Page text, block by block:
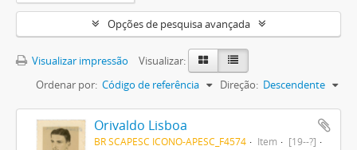
Opções de pesquisa avançada
Visualizar impressão
Visualizar:
Ordenar por: Código de referência Direção: Descendente
Orivaldo Lisboa
BR SCAPESC ICONO-APESC_F4574 Item
[19--?]